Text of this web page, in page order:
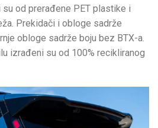
od prerađene PET plastike i
Prekidači i obloge sadrže
obloge sadrže boju bez BTX-a.
izrađeni su od 100% recikliranog